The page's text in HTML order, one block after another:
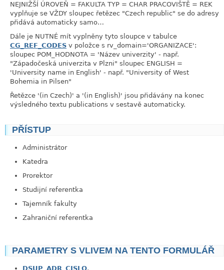
NEJNIŽŠÍ ÚROVEŇ = FAKULTA TYP = CHAR PRACOVIŠTĚ = REK
vyplňuje se VŽDY sloupec řetězec "Czech republic" se do adresy
přidává automaticky samo…
Dále je NUTNÉ mít vyplněny tyto sloupce v tabulce
CG_REF_CODES v položce s rv_domain='ORGANIZACE':
sloupec POM_HODNOTA = 'Název univerzity' - např.
"Západočeská univerzita v Plzni" sloupec ENGLISH =
'University name in English' - např. "University of West
Bohemia in Pilsen"
Řetězce '(in Czech)' a '(in English)' jsou přidávány na konec
výsledného textu publications v sestavě automaticky.
PŘÍSTUP
Administrátor
Katedra
Prorektor
Studijní referentka
Tajemník fakulty
Zahraniční referentka
PARAMETRY S VLIVEM NA TENTO FORMULÁŘ
DSUP_ADR_CISLO,